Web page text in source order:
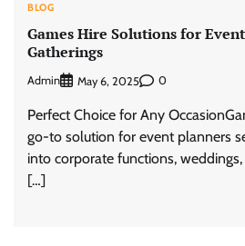
BLOG
Games Hire Solutions for
Gatherings
Admin May 6, 2025 0
Perfect Choice for Any
go-to solution for event planners
into corporate functions,
[…]